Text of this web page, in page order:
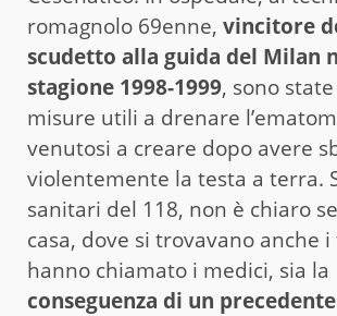
romagnolo 69enne, vincitore
scudetto alla guida del Milan
stagione 1998-1999, sono
misure utili a drenare
venutosi a creare dopo avere
violentemente la testa a terra.
sanitari del 118, non è chiaro
casa, dove si trovavano anche
hanno chiamato i medici, sia la
conseguenza di un